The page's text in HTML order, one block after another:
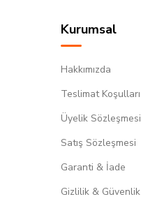
Kurumsal
Hakkımızda
Teslimat Koşulları
Üyelik Sözleşmesi
Satış Sözleşmesi
Garanti & İade
Gizlilik & Güvenlik